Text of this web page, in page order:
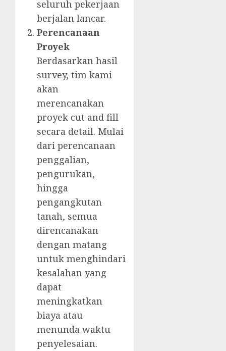
seluruh pekerjaan
berjalan lancar.
Perencanaan
Proyek
Berdasarkan hasil
survey, tim kami
akan
merencanakan
proyek cut and fill
secara detail. Mulai
dari perencanaan
penggalian,
pengurukan,
hingga
pengangkutan
tanah, semua
direncanakan
dengan matang
untuk menghindari
kesalahan yang
dapat
meningkatkan
biaya atau
menunda waktu
penyelesaian.